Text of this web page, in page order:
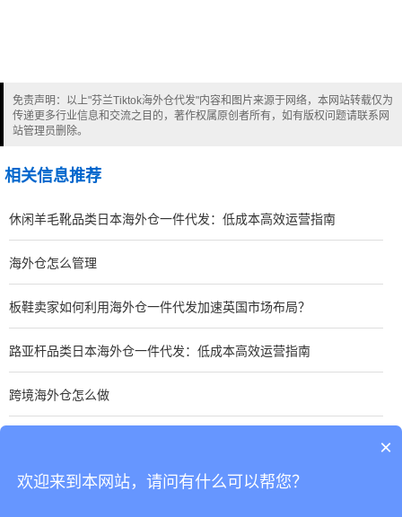
免责声明：以上"芬兰Tiktok海外仓代发"内容和图片来源于网络，本网站转载仅为
传递更多行业信息和交流之目的，著作权属原创者所有，如有版权问题请联系网
站管理员删除。
相关信息推荐
休闲羊毛靴品类日本海外仓一件代发：低成本高效运营指南
海外仓怎么管理
板鞋卖家如何利用海外仓一件代发加速英国市场布局？
路亚杆品类日本海外仓一件代发：低成本高效运营指南
跨境海外仓怎么做
×
欢迎来到本网站，请问有什么可以帮您？